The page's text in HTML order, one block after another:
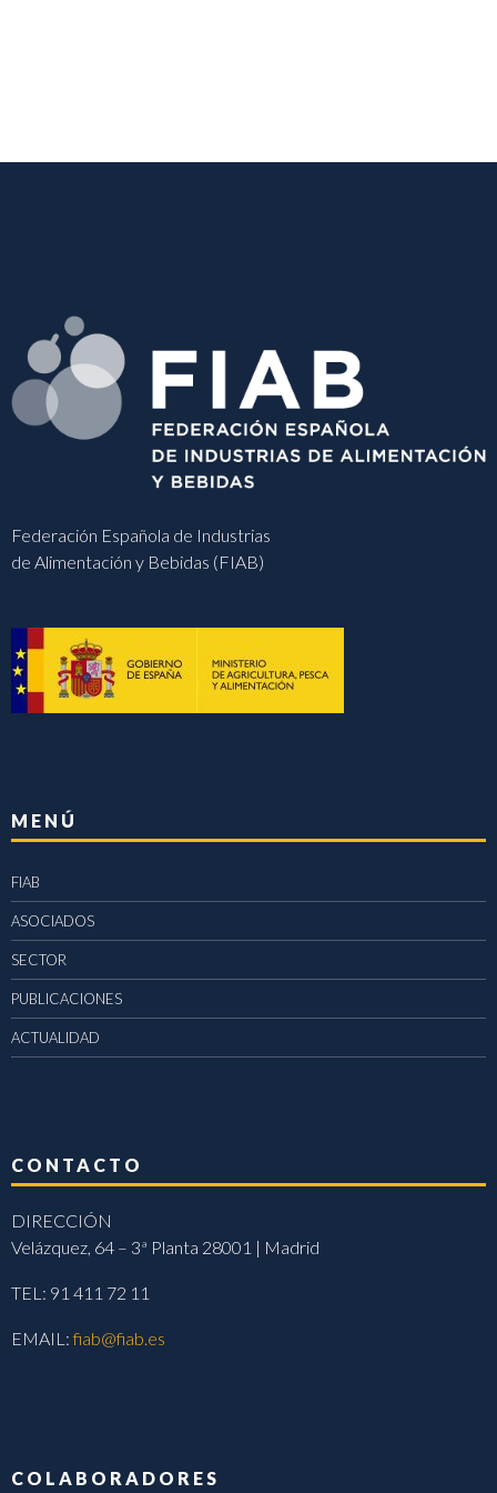
Federación Española de Industrias
de Alimentación y Bebidas (FIAB)
MENÚ
FIAB
ASOCIADOS
SECTOR
PUBLICACIONES
ACTUALIDAD
CONTACTO
DIRECCIÓN
Velázquez, 64 – 3ª Planta 28001 | Madrid
TEL: 91 411 72 11
EMAIL:fiab@fiab.es
COLABORADORES